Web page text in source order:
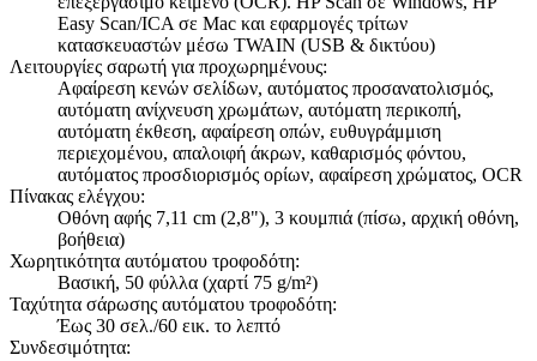
Easy Scan/ICA σε Mac και εφαρμογές τρίτων
κατασκευαστών μέσω TWAIN (USB & δικτύου)
Λειτουργίες σαρωτή για προχωρημένους:
Αφαίρεση κενών σελίδων, αυτόματος προσανατολισμός,
αυτόματη ανίχνευση χρωμάτων, αυτόματη περικοπή,
αυτόματη έκθεση, αφαίρεση οπών, ευθυγράμμιση
περιεχομένου, απαλοιφή άκρων, καθαρισμός φόντου,
αυτόματος προσδιορισμός ορίων, αφαίρεση χρώματος, OCR
Πίνακας ελέγχου:
Οθόνη αφής 7,11 cm (2,8"), 3 κουμπιά (πίσω, αρχική οθόνη,
βοήθεια)
Χωρητικότητα αυτόματου τροφοδότη:
Βασική, 50 φύλλα (χαρτί 75 g/m²)
Ταχύτητα σάρωσης αυτόματου τροφοδότη:
Έως 30 σελ./60 εικ. το λεπτό
Συνδεσιμότητα: